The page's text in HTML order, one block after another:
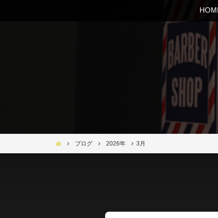
Bar Ber Shop REGALO【バーバーショップ レガロ】- 大阪・
ブログ 2026年 3月